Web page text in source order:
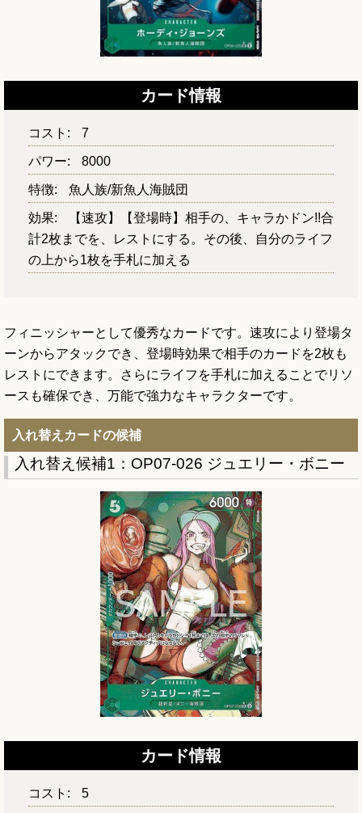
カード情報
コスト:
7
パワー:
8000
特徴:
魚人族/新魚人海賊団
効果:
【速攻】【登場時】相手の、キャラかドン!!合
計2枚までを、レストにする。その後、自分のライフ
の上から1枚を手札に加える
フィニッシャーとして優秀なカードです。速攻により登場タ
ーンからアタックでき、登場時効果で相手のカードを2枚も
レストにできます。さらにライフを手札に加えることでリソ
ースも確保でき、万能で強力なキャラクターです。
入れ替えカードの候補
入れ替え候補1：OP07-026 ジュエリー・ボニー
カード情報
コスト:
5